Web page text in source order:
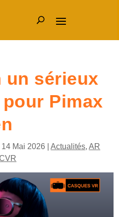
un sérieux
Pimax
14 Mai 2026 |Actualités,AR